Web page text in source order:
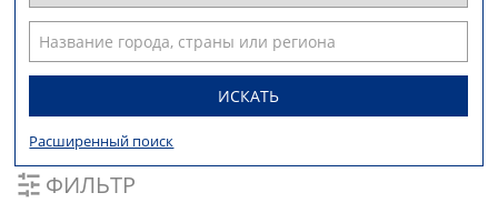
ИСКАТЬ
Расширенный поиск
ФИЛЬТР